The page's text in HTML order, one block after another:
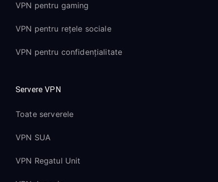
VPN pentru gaming
VPN pentru rețele sociale
VPN pentru confidențialitate
Servere VPN
Toate serverele
VPN SUA
VPN Regatul Unit